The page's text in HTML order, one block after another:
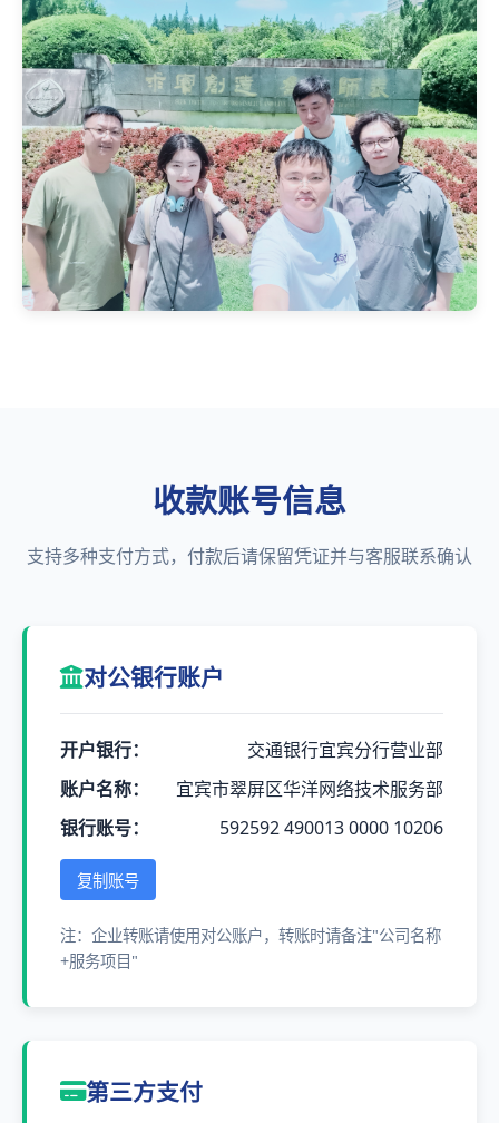
收款账号信息
支持多种支付方式，付款后请保留凭证并与客服联系确认
对公银行账户
开户银行：
交通银行宜宾分行营业部
账户名称：
宜宾市翠屏区华洋网络技术服务部
银行账号：
592592 490013 0000 10206
复制账号
注：企业转账请使用对公账户，转账时请备注"公司名称
+服务项目"
第三方支付